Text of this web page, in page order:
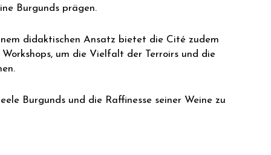
Burgunds prägen.
didaktischen Ansatz bietet die Cité zudem
um die Vielfalt der Terroirs und die
Burgunds und die Raffinesse seiner Weine zu